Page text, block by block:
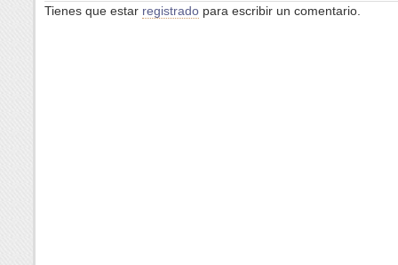
Tienes que estar registrado para escribir un comentario.